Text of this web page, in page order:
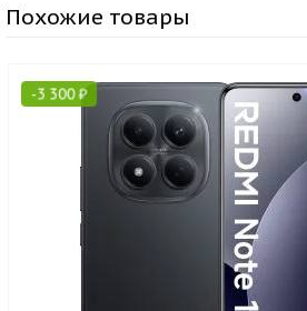
Похожие товары
-3 300₽